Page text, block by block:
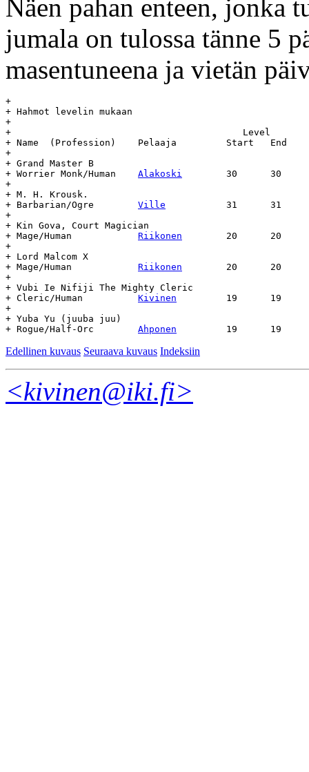
Näen pahan enteen, jonka
jumala on tulossa tänne 5
masentuneena ja vietän
+
+ Hahmot levelin mukaan
+
+ 					   Level	    Day		Age
+ Name	(Profession)	Pelaaja		Start	End	Start	End	(days)
+
+ Grand Master B
Alakoski
+
+ M. H. Krousk.
Ville
+
+ Kin Gova, Court Magician
Riikonen
+
+ Lord Malcom X
Riikonen
+
+ Vubi Ie Nifiji The Mighty Cleric
Kivinen
+
+ Yuba Yu (juuba juu)
Ahponen
Edellinen kuvaus Seuraava kuvaus Indeksiin
<kivinen@iki.fi>